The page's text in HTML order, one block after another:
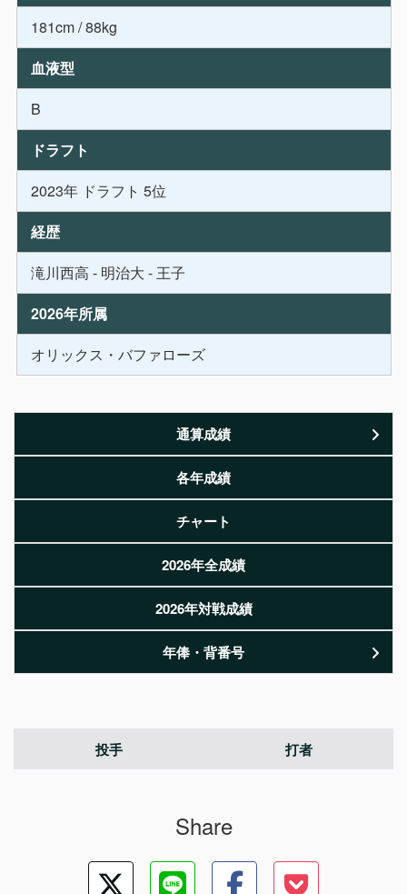
181cm / 88kg
血液型
B
ドラフト
2023年 ドラフト 5位
経歴
滝川西高 - 明治大 - 王子
2026年所属
オリックス・バファローズ
通算成績
各年成績
チャート
2026年全成績
2026年対戦成績
年俸・背番号
投手 打者
Share